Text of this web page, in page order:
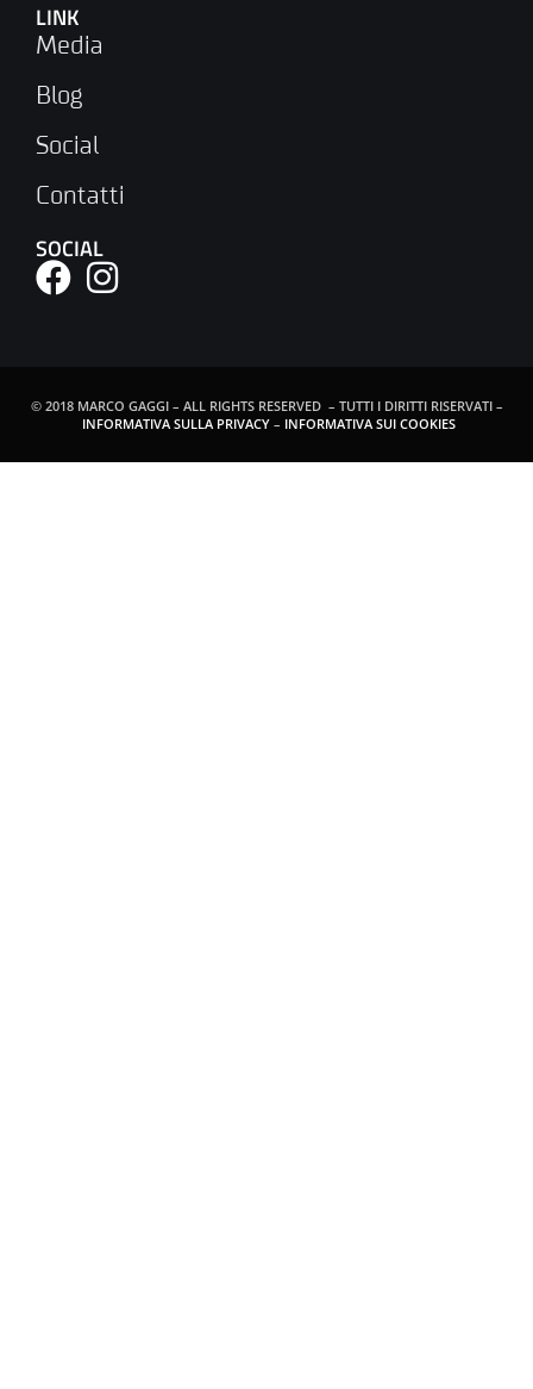
LINK
Media
Blog
Social
Contatti
SOCIAL
© 2018 MARCO GAGGI – ALL RIGHTS RESERVED – TUTTI I DIRITTI RISERVATI –
INFORMATIVA SULLA PRIVACY– INFORMATIVA SUI COOKIES